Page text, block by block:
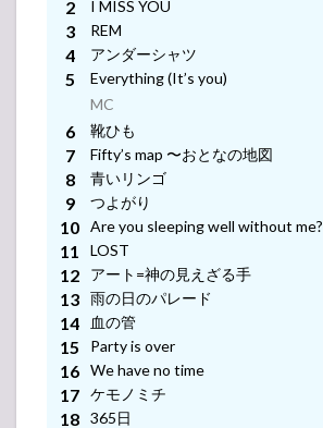
メンバー紹介
-アンコール-
メンバー紹介
-アンコール-
メンバー紹介
MC
-アンコール-
メンバー紹介
MC
MC
-アンコール-
メンバー紹介
MC
MC
-アンコール-
メンバー紹介
MC
MC
-アンコール-
メンバー紹介
MC
MC
-アンコール-
MC
MC
MC
MC
MC
MC
MC
MC
MC
I MISS YOU
REM
アンダーシャツ
Everything (It’s you)
MC
靴ひも
Fifty’s map 〜おとなの地図
青いリンゴ
つよがり
Are you sleeping well without me?
LOST
アート=神の見えざる手
雨の日のパレード
血の管
Party is over
We have no time
ケモノミチ
365日